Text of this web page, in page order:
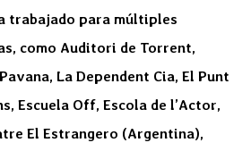
trabajado para múltiples
como Auditori de Torrent,
La Dependent Cia, El Punt
Escuela Off, Escola de l’Actor,
El Estrangero (Argentina),